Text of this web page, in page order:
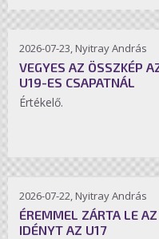
2026-07-23, Nyitray András
VEGYES AZ ÖSSZKÉP
U19-ES CSAPATNÁL
Értékelő.
2026-07-22, Nyitray András
ÉREMMEL ZÁRTA LE AZ
IDÉNYT AZ U17